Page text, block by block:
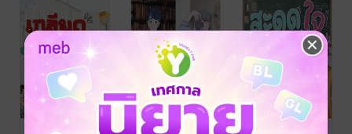
เกลียดซะจริง
ตื้อเป็นบ้า ก็ว่า
สะดุดใจนาย